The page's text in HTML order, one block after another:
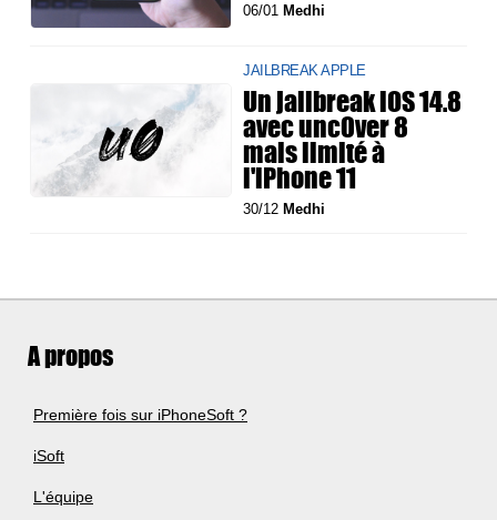
06/01 Medhi
JAILBREAK APPLE
Un jailbreak iOS 14.8
avec unc0ver 8
mais limité à
l'iPhone 11
30/12 Medhi
A propos
Première fois sur iPhoneSoft ?
iSoft
L'équipe